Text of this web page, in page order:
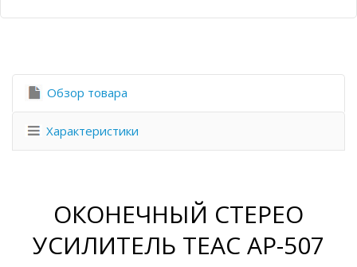
Обзор товара
Характеристики
ОКОНЕЧНЫЙ СТЕРЕО
УСИЛИТЕЛЬ TEAC AP-507